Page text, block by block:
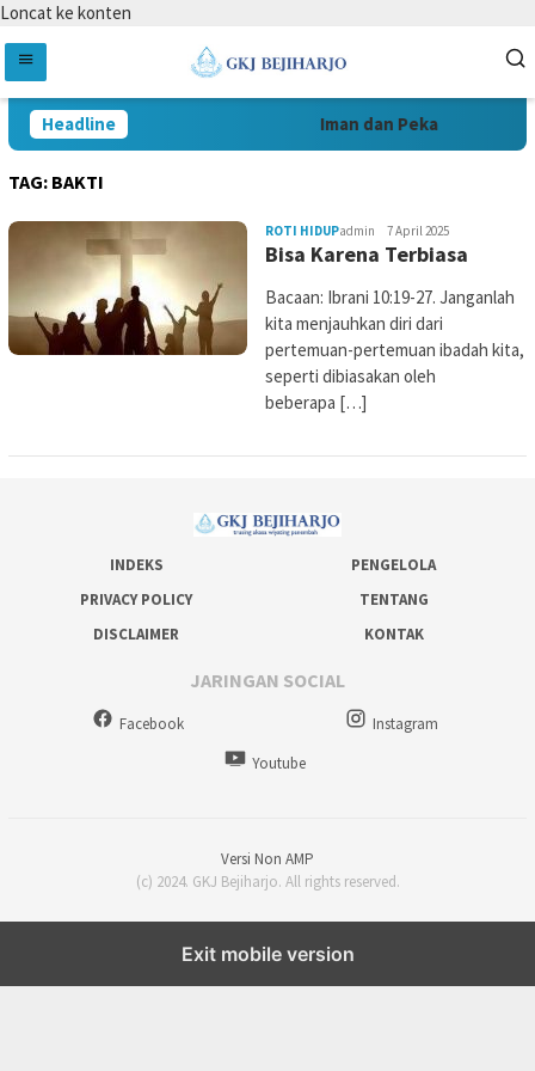
Loncat ke konten
Headline Iman dan Peka
TAG: BAKTI
ROTI HIDUPadmin 7 April 2025
Bisa Karena Terbiasa
Bacaan: Ibrani 10:19-27. Janganlah
kita menjauhkan diri dari
pertemuan-pertemuan ibadah kita,
seperti dibiasakan oleh
beberapa […]
INDEKS
PENGELOLA
PRIVACY POLICY
TENTANG
DISCLAIMER
KONTAK
JARINGAN SOCIAL
Facebook
Instagram
Youtube
Versi Non AMP
(c) 2024. GKJ Bejiharjo. All rights reserved.
Exit mobile version